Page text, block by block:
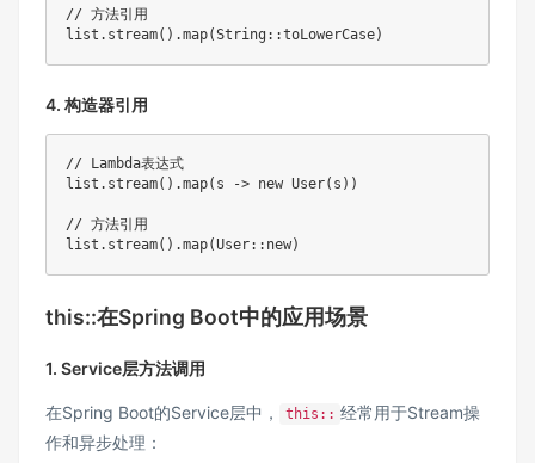
// 方法引用
list . stream( ) .map(String ::toLowerCase)
4. 构造器引用
// Lambda表达式
list . stream( ) .map( s -> new User( s ) )
// 方法引用
list . stream( ) .map(User:: new)
this::在Spring Boot中的应用场景
1. Service层方法调用
在Spring Boot的Service层中， this:: 经常用于Stream操
作和异步处理：